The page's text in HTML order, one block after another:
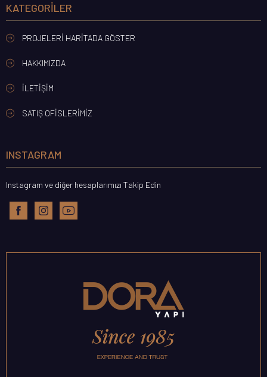
KATEGORILER
PROJELERI HARITADA GÖSTER
HAKKIMIZDA
İLETIŞIM
SATIŞ OFISLERIMIZ
INSTAGRAM
Instagram ve diğer hesaplarımızı Takip Edin